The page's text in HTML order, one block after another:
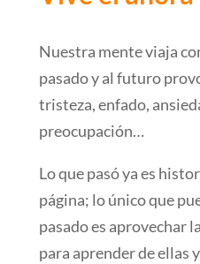
Nuestra mente viaja
pasado y al futuro
tristeza, enfado,
preocupación…
Lo que pasó ya es
página; lo único que
pasado es aprovechar
para aprender de ellas